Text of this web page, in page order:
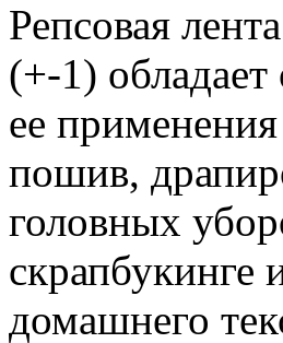
Репсовая
(+-1)
ее
пошив,
головных
скрапбукинге
домашнего